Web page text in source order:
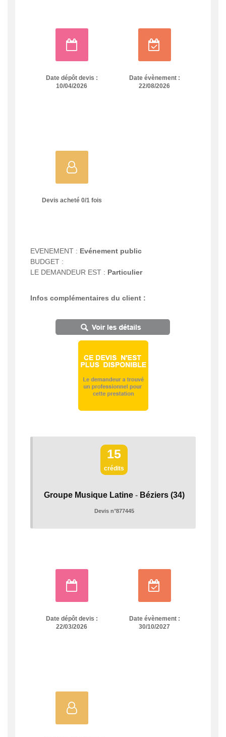
Date dépôt devis :
10/04/2026
Date évènement :
22/08/2026
Devis acheté 0/1fois
EVENEMENT : Evénement public
BUDGET :
LE DEMANDEUR EST : Particulier
Infos complémentaires du client :
15
crédits
Groupe Musique Latine- Béziers (34)
Devis n°877445
Date dépôt devis :
22/03/2026
Date évènement :
30/10/2027